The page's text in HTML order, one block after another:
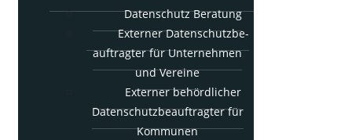
Daten­schutz Beratung
Exter­ner Daten­schutz­be­
auf­trag­ter für Unter­neh­men
und Vereine
Exter­ner behörd­li­cher
Daten­schutz­be­auf­trag­ter für
Kommunen